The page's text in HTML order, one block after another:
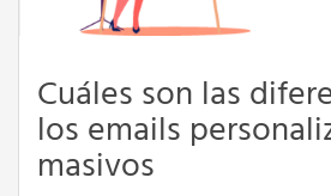
Cuáles son las
los emails
masivos